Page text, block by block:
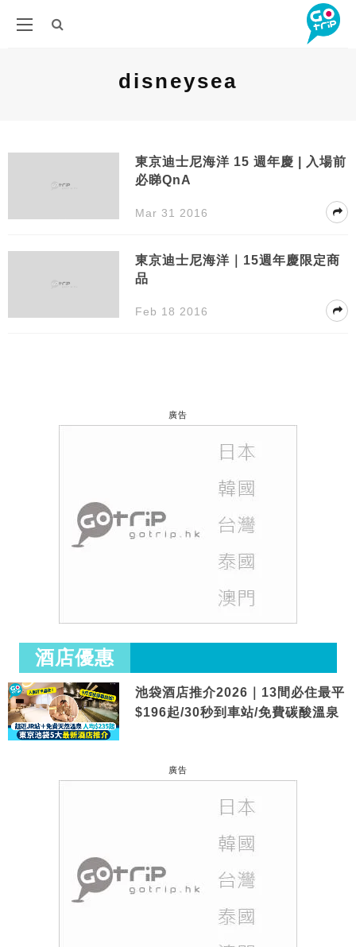
disneysea
東京迪士尼海洋 15 週年慶 | 入場前
必睇QnA
Mar 31 2016
東京迪士尼海洋｜15週年慶限定商
品
Feb 18 2016
廣告
酒店優惠
池袋酒店推介2026｜13間必住最平
$196起/30秒到車站/免費碳酸溫泉
廣告